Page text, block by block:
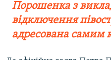
Порошенка з
відключення
адресована самим